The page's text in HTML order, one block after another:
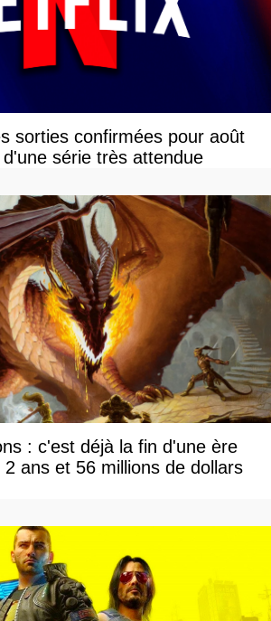
sorties confirmées pour août
série très attendue
: c'est déjà la fin d'une ère
ans et 56 millions de dollars